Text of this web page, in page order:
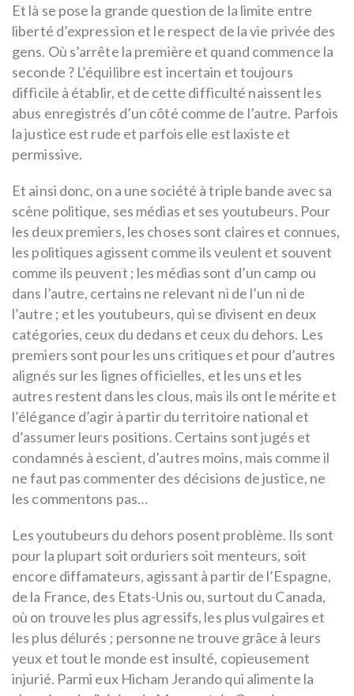
Et là se pose la grande question de la limite entre
liberté d’expression et le respect de la vie privée des
gens. Où s’arrête la première et quand commence la
seconde ? L’équilibre est incertain et toujours
difficile à établir, et de cette difficulté naissent les
abus enregistrés d’un côté comme de l’autre. Parfois
la justice est rude et parfois elle est laxiste et
permissive.
Et ainsi donc, on a une société à triple bande avec sa
scène politique, ses médias et ses youtubeurs. Pour
les deux premiers, les choses sont claires et connues,
les politiques agissent comme ils veulent et souvent
comme ils peuvent ; les médias sont d’un camp ou
dans l’autre, certains ne relevant ni de l’un ni de
l’autre ; et les youtubeurs, qui se divisent en deux
catégories, ceux du dedans et ceux du dehors. Les
premiers sont pour les uns critiques et pour d’autres
alignés sur les lignes officielles, et les uns et les
autres restent dans les clous, mais ils ont le mérite et
l’élégance d’agir à partir du territoire national et
d’assumer leurs positions. Certains sont jugés et
condamnés à escient, d’autres moins, mais comme il
ne faut pas commenter des décisions de justice, ne
les commentons pas…
Les youtubeurs du dehors posent problème. Ils sont
pour la plupart soit orduriers soit menteurs, soit
encore diffamateurs, agissant à partir de l’Espagne,
de la France, des Etats-Unis ou, surtout du Canada,
où on trouve les plus agressifs, les plus vulgaires et
les plus délurés ; personne ne trouve grâce à leurs
yeux et tout le monde est insulté, copieusement
injurié. Parmi eux Hicham Jerando qui alimente la